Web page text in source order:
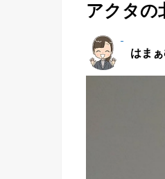
アクタの
はま